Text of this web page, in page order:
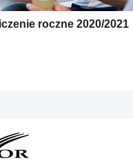
roczne 2020/2021